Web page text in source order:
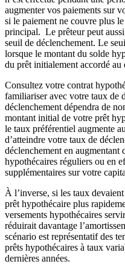
augmenter vos paiements sur
si le paiement ne couvre plus
principal. Le prêteur peut
seuil de déclenchement. Le
lorsque le montant du solde
du prêt initialement accordé au
Consultez votre contrat
familiariser avec votre taux de
déclenchement dépendra de
montant initial de votre prêt
le taux préférentiel augmente
d’atteindre votre taux de
déclenchement en augmentant
hypothécaires réguliers ou en
supplémentaires sur votre
À l’inverse, si les taux
prêt hypothécaire plus
versements hypothécaires
réduirait davantage
scénario est représentatif des
prêts hypothécaires à taux
dernières années.